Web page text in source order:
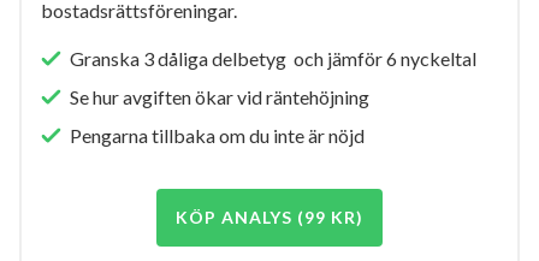
bostadsrättsföreningar.
Granska 3 dåliga delbetyg och jämför 6 nyckeltal
Se hur avgiften ökar vid räntehöjning
Pengarna tillbaka om du inte är nöjd
KÖP ANALYS (99 KR)